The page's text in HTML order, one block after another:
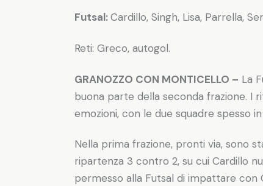
Futsal:Cardillo, Singh, Lisa, Parrella,
Reti: Greco, autogol.
GRANOZZO CON MONTICELLO – La
buona parte della seconda frazione. I
emozioni, con le due squadre spesso
Nella prima frazione, pronti via, sono
ripartenza 3 contro 2, su cui Cardillo
permesso alla Futsal di impattare